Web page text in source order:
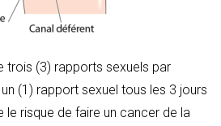
trois (3) rapports sexuels par
(1) rapport sexuel tous les 3 jours
le risque de faire un cancer de la